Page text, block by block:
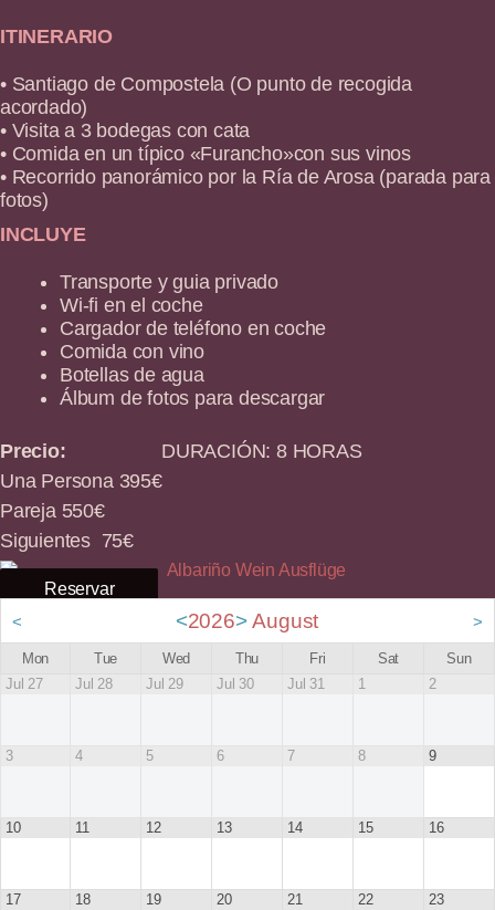
ITINERARIO
• Santiago de Compostela (O punto de recogida
acordado)
• Visita a 3 bodegas con cata
• Comida en un típico «Furancho»con sus vinos
• Recorrido panorámico por la Ría de Arosa (parada para
fotos)
INCLUYE
Transporte y guia privado
Wi-fi en el coche
Cargador de teléfono en coche
Comida con vino
Botellas de agua
Álbum de fotos para descargar
Precio: DURACIÓN: 8 HORAS
Una Persona 395€
Pareja 550€
Siguientes 75€
Reservar
<
<2026> August >
Mon Tue Wed Thu Fri Sat
Sun
Jul 27
Jul 28 Jul 29 Jul 30 Jul 31 1 2
3 4 5 6 7 8 9
10 11 12 13 14 15 16
17 18 19 20 21 22 23